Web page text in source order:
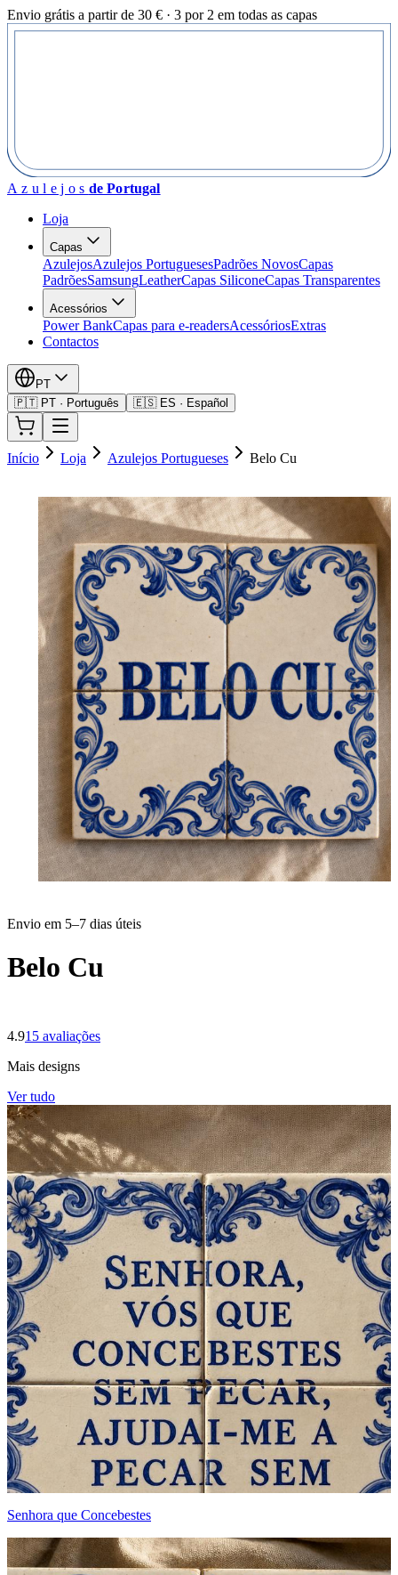
Envio grátis a partir de 30 € · 3 por 2 em todas as capas
Azulejos de Portugal
Loja
Capas
AzulejosAzulejos PortuguesesPadrões NovosCapas
PadrõesSamsungLeatherCapas SiliconeCapas Transparentes
Acessórios
Power BankCapas para e-readersAcessóriosExtras
Contactos
PT
🇵🇹 PT · Português
🇪🇸 ES · Español
Início Loja Azulejos Portugueses Belo Cu
Envio em 5–7 dias úteis
Belo Cu
4.915 avaliações
Mais designs
Ver tudo
Senhora que Concebestes